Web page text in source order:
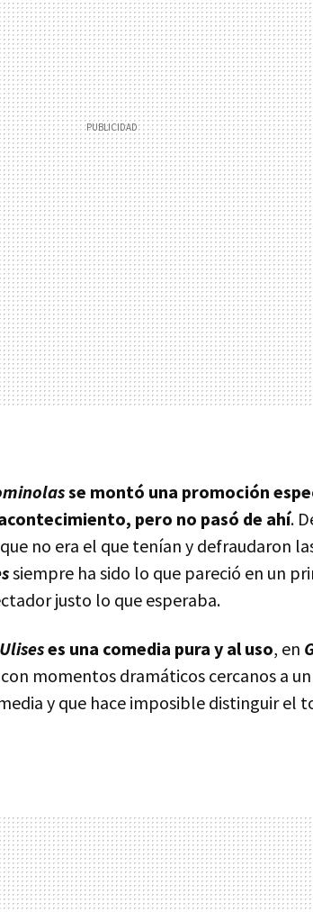
se montó una promoción
pero no pasó de ahí.
no era el que tenían y defraudaron
siempre ha sido lo que pareció en un
justo lo que esperaba.
es una comedia pura y al uso, en
momentos dramáticos cercanos a
y que hace imposible distinguir el